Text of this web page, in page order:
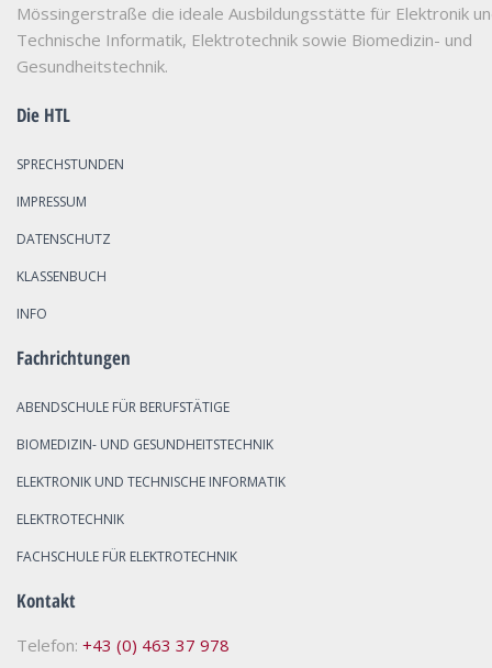
Mössingerstraße die ideale Ausbildungsstätte für Elektronik
Technische Informatik, Elektrotechnik sowie Biomedizin- und
Gesundheitstechnik.
Die HTL
SPRECHSTUNDEN
IMPRESSUM
DATENSCHUTZ
KLASSENBUCH
INFO
Fachrichtungen
ABENDSCHULE FÜR BERUFSTÄTIGE
BIOMEDIZIN- UND GESUNDHEITSTECHNIK
ELEKTRONIK UND TECHNISCHE INFORMATIK
ELEKTROTECHNIK
FACHSCHULE FÜR ELEKTROTECHNIK
Kontakt
Telefon: +43 (0) 463 37 978